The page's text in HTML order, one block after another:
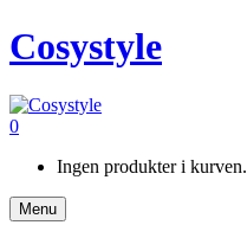
Cosystyle
0
Ingen produkter i kurven.
Menu